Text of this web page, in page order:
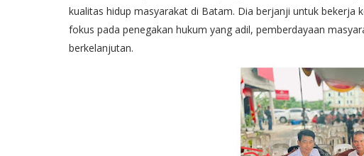
kualitas hidup masyarakat di Batam. Dia berjanji untuk bekerja
fokus pada penegakan hukum yang adil, pemberdayaan
berkelanjutan.